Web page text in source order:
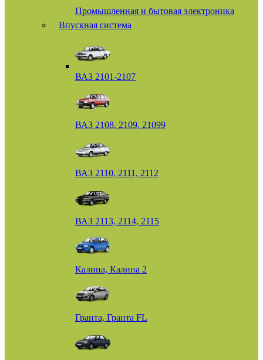
Промышленная и бытовая электроника
Впускная система
ВАЗ 2101-2107
ВАЗ 2108, 2109, 21099
ВАЗ 2110, 2111, 2112
ВАЗ 2113, 2114, 2115
Калина, Калина 2
Гранта, Гранта FL